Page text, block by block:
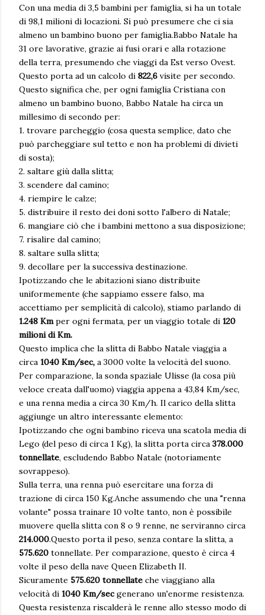
Con una media di 3,5 bambini per famiglia, si ha un totale
di 98,1 milioni di locazioni. Si può presumere che ci sia
almeno un bambino buono per famiglia.Babbo Natale ha
31 ore lavorative, grazie ai fusi orari e alla rotazione
della terra, presumendo che viaggi da Est verso Ovest.
Questo porta ad un calcolo di 822,6 visite per secondo.
Questo significa che, per ogni famiglia Cristiana con
almeno un bambino buono, Babbo Natale ha circa un
millesimo di secondo per:
1. trovare parcheggio (cosa questa semplice, dato che
può parcheggiare sul tetto e non ha problemi di divieti
di sosta);
2. saltare giù dalla slitta;
3. scendere dal camino;
4. riempire le calze;
5. distribuire il resto dei doni sotto l'albero di Natale;
6. mangiare ciò che i bambini mettono a sua disposizione;
7. risalire dal camino;
8. saltare sulla slitta;
9. decollare per la successiva destinazione.
Ipotizzando che le abitazioni siano distribuite
uniformemente (che sappiamo essere falso, ma
accettiamo per semplicità di calcolo), stiamo parlando di
1.248 Kmper ogni fermata, per un viaggio totale di 120
milioni di Km.
Questo implica che la slitta di Babbo Natale viaggia a
circa 1040 Km/sec, a 3000 volte la velocità del suono.
Per comparazione, la sonda spaziale Ulisse (la cosa più
veloce creata dall'uomo) viaggia appena a 43,84 Km/sec,
e una renna media a circa 30 Km/h. Il carico della slitta
aggiunge un altro interessante elemento:
Ipotizzando che ogni bambino riceva una scatola media di
Lego (del peso di circa 1 Kg), la slitta porta circa 378.000
tonnellate, escludendo Babbo Natale (notoriamente
sovrappeso).
Sulla terra, una renna può esercitare una forza di
trazione di circa 150 Kg.Anche assumendo che una "renna
volante" possa trainare 10 volte tanto, non è possibile
muovere quella slitta con 8 o 9 renne, ne serviranno circa
214.000.Questo porta il peso, senza contare la slitta, a
575.620 tonnellate. Per comparazione, questo è circa 4
volte il peso della nave Queen Elizabeth II.
Sicuramente 575.620 tonnellate che viaggiano alla
velocità di 1040 Km/secgenerano un'enorme resistenza.
Questa resistenza riscalderà le renne allo stesso modo di